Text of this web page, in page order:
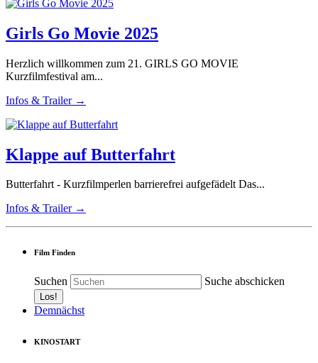
Girls Go Movie 2025
Herzlich willkommen zum 21. GIRLS GO MOVIE
Kurzfilmfestival am...
Infos & Trailer →
Klappe auf Butterfahrt
Butterfahrt - Kurzfilmperlen barrierefrei aufgefädelt Das...
Infos & Trailer →
Film Finden
Suchen Suche abschicken
Demnächst
KINOSTART